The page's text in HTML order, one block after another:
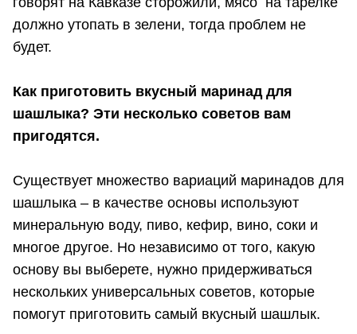
должно утопать в зелени, тогда проблем не
будет.
Как приготовить вкусный маринад для
шашлыка? Эти несколько советов вам
пригодятся.
Существует множество вариаций маринадов для
шашлыка – в качестве основы используют
минеральную воду, пиво, кефир, вино, соки и
многое другое. Но независимо от того, какую
основу вы выберете, нужно придерживаться
нескольких универсальных советов, которые
помогут приготовить самый вкусный шашлык.